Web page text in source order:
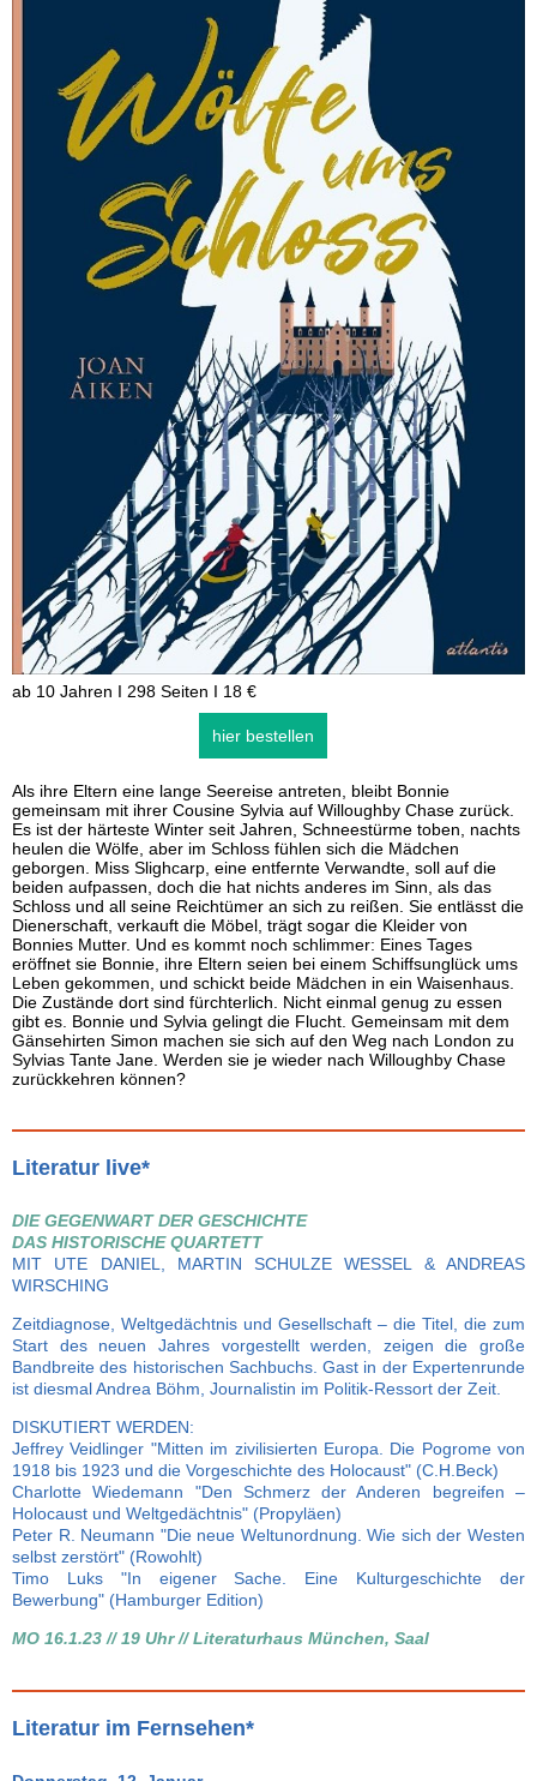
ab 10 Jahren I 298 Seiten I 18 €
hier bestellen
Als ihre Eltern eine lange Seereise antreten, bleibt Bonnie
gemeinsam mit ihrer Cousine Sylvia auf Willoughby Chase zurück.
Es ist der härteste Winter seit Jahren, Schneestürme toben, nachts
heulen die Wölfe, aber im Schloss fühlen sich die Mädchen
geborgen. Miss Slighcarp, eine entfernte Verwandte, soll auf die
beiden aufpassen, doch die hat nichts anderes im Sinn, als das
Schloss und all seine Reichtümer an sich zu reißen. Sie entlässt die
Dienerschaft, verkauft die Möbel, trägt sogar die Kleider von
Bonnies Mutter. Und es kommt noch schlimmer: Eines Tages
eröffnet sie Bonnie, ihre Eltern seien bei einem Schiffsunglück ums
Leben gekommen, und schickt beide Mädchen in ein Waisenhaus.
Die Zustände dort sind fürchterlich. Nicht einmal genug zu essen
gibt es. Bonnie und Sylvia gelingt die Flucht. Gemeinsam mit dem
Gänsehirten Simon machen sie sich auf den Weg nach London zu
Sylvias Tante Jane. Werden sie je wieder nach Willoughby Chase
zurückkehren können?
Literatur live*
DIE GEGENWART DER GESCHICHTE
DAS HISTORISCHE QUARTETT
MIT UTE DANIEL, MARTIN SCHULZE WESSEL & ANDREAS
WIRSCHING
Zeitdiagnose, Weltgedächtnis und Gesellschaft – die Titel, die zum
Start des neuen Jahres vorgestellt werden, zeigen die große
Bandbreite des historischen Sachbuchs. Gast in der Expertenrunde
ist diesmal Andrea Böhm, Journalistin im Politik-Ressort der Zeit.
DISKUTIERT WERDEN:
Jeffrey Veidlinger "Mitten im zivilisierten Europa. Die Pogrome von
1918 bis 1923 und die Vorgeschichte des Holocaust" (C.H.Beck)
Charlotte Wiedemann "Den Schmerz der Anderen begreifen –
Holocaust und Weltgedächtnis" (Propyläen)
Peter R. Neumann "Die neue Weltunordnung. Wie sich der Westen
selbst zerstört" (Rowohlt)
Timo Luks "In eigener Sache. Eine Kulturgeschichte der
Bewerbung" (Hamburger Edition)
MO 16.1.23 // 19 Uhr // Literaturhaus München, Saal
Literatur im Fernsehen*